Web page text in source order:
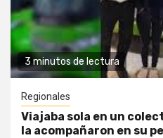
3 minutos de lectura
Regionales
Viajaba sola en un
la acompañaron en su